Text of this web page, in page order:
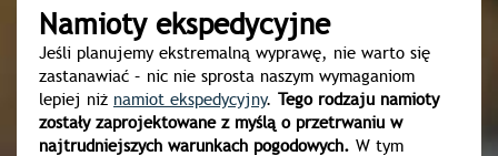
Namioty ekspedycyjne
Jeśli planujemy ekstremalną wyprawę, nie warto się
zastanawiać – nic nie sprosta naszym wymaganiom
lepiej niż namiot ekspedycyjny. Tego rodzaju namioty
zostały zaprojektowane z myślą o przetrwaniu w
najtrudniejszych warunkach pogodowych. W tym